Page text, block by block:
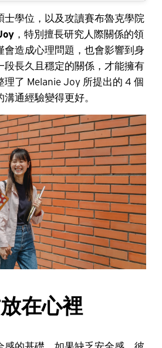
士學位，以及攻讀賽布魯克學院
，特別擅長研究人際關係的領
會造成心理問題，也會影響到身
段長久且穩定的關係，才能擁有
理了 Melanie Joy 所提出的 4 個
通經驗變得更好。
在心裡